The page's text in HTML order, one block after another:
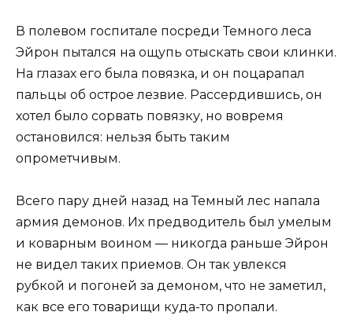
В полевом госпитале посреди Темного леса
Эйрон пытался на ощупь отыскать свои клинки.
На глазах его была повязка, и он поцарапал
пальцы об острое лезвие. Рассердившись, он
хотел было сорвать повязку, но вовремя
остановился: нельзя быть таким
опрометчивым.
Всего пару дней назад на Темный лес напала
армия демонов. Их предводитель был умелым
и коварным воином — никогда раньше Эйрон
не видел таких приемов. Он так увлекся
рубкой и погоней за демоном, что не заметил,
как все его товарищи куда-то пропали.